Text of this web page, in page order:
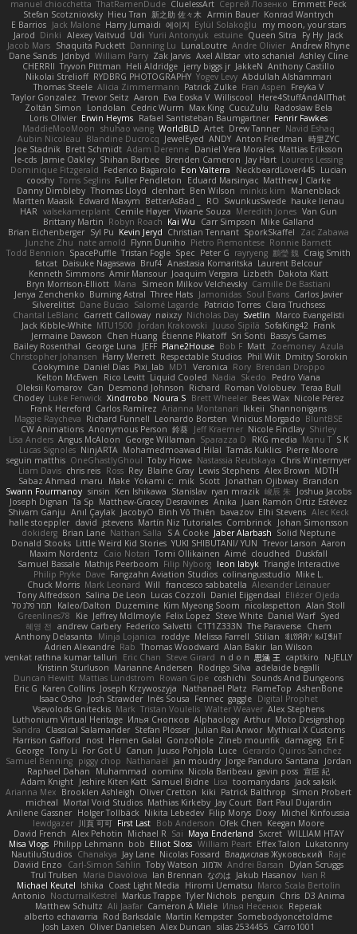
manuel chiocchetta ThatRamenDude CluelessArt Cергей Лозенко Emmett Peck
Stefan Scotzniovsky Hieu Tran 新之助 佐々木 Armin Bauer Konrad Wantrych
E Barrios Jack Malone Harry Jumaidi 에이지 Eylül Solakoğlu
my moon, your stars
Jarod Dinki Alexey Vaitvud Udi Yurii Antonyuk estuine Queen Sitra Fy Hy Jack
Jacob Mars Shaquita Puckett Danning Lu LunaLoutre Andre Olivier Andrew Rhyne
Dane Sands Jdnbyd William Parry Zak Jarvis Axel Allstar vito schaniel Ashley Cline
CHERRII Tryvon Pittman Heli Aldridge jerry biggs jr JakkeN Anthony Castillo
Nikolai Strelioff RYDBRG PHOTOGRAPHY Yogev Levy Abdullah Alshammari
Thomas Steele Alicia Zimmermann Patrick Zulke Fran Aspen Freyka V
Taylor Gonzalez Trevor Seitz Aaron Eva Eoska V Williscool
Here4StuffAndAllThat
Zoltán Simon
Londolan Cedric Wurm Max King CucuZulu
Radosław Bela
Loris Olivier Erwin Heyms Rafael Santisteban Baumgartner Fenrir Fawkes
MaddieMooMoon shuhao wang WorldBLD Artet Drew Tanner Navid Eshaq
Aubin Nicoleau
Blandine Ducrocq JewelEyed ANDY Anton Friedman 時里ZYC
Joe Stadnik Brett Schmidt Adam Derenne Daniel Vera Morales Mattias Eriksson
le-cds Jamie Oakley Shihan Barbee Brenden Cameron Jay Hart Lourens Lessing
Dominique Fitzgerald Federico Bagarolo Eon Valterra NeckbeardLover445 Lucian
cooshy Toms Seglins Fuller Pendleton Eduard Marsinyac Matthew J Clarke
Danny Dimbleby Thomas Lloyd clenhart Ben Wilson minkis kim
Manenblack
Martten Maasik Edward Maxym BetterAsBad _ RO SwunkusSwede hauke lienau
HAR valsekamerplant Cemile Høyer Viviane Souza Meredith Jones Van Gun
Brittany Martin Robyn Roach Kai Wu Carr Simpson Mike Galland
Brian Eichenberger Syl Pu Kevin Jeryd Christian Tennant SporkSkaffel
Zac Zabawa
Junzhe Zhu nate arnold Flynn Duniho Pietro Piemontese Ronnie Barnett
Todd Bennion SpacePuffle Tristan Fogle Spec Peter G rayryeng 鸝瑩 魏 Craig Smith
fatcat Daisuke Nagasawa Bruf4 Anastasia Komaritska Laurent Belcour
Kenneth Simmons Amir Mansour Joaquim Vergara Lizbeth Dakota Klatt
Bryn Morrison-Elliott Mana Simeon Milkov Velchevsky Camille De Bastiani
Jenya Zenchenko Burning Astral Three Hats Jamonidas Soul Evans Carlos Javier
Silverelitist Dane Bucao Salomé Lagarde Patricio Torres Clara Truchsess
Chantal LeBlanc Garrett Calloway nøixzy Nicholas Day Svetlin
Marco Evangelisti
Jack Kibble-White MTU1500 Jordan Krakowski Juuso Sipilä SofaKing42 Frank
Jermaine Dawson Chen Huang Étienne Pikatoff Sri Sonti Bassy's Games
Bailey Rosenthal George Luna JEFF Plane2House Bob F Matt Zoemoney Azula
Christopher Johansen Harry Merrett Respectable Studios Phil Wilt Dmitry Sorokin
Cookymine Daniel Dias Pixi_lab MD1 Veronica Rory Brendan Droppo
Kelton McEwen
Rico Levitt Liquid Cooled Nadia Skedo
Pedro Viana
Oleksii Komarov Can Desmond Johnson Richard Roman Volobuev Teraa Bull
Chodey Luke Fenwick Xindrrobo Noura S Brett Wheeler Bees Wax Nicole Pérez
Frank Hereford Carlos Ramírez Arianna Montanari Ikkeii Shannonigans
Maggie Raycheva Richard Funnell Leonardo Borsten Vinicius Morgado BluntBSE
CW Animations Anonymous Person 鈴葵 Jeff Kraemer Nicole Findlay Shirley
Lisa Anders Angus McAloon George Willaman Sparazza D RKG media Manu T S K
Lucas Signoles NinjARTA Mohamedmoawad Hilal Tamás Kuklics Pierre Moore
seguin matthis OneGhastlyGhoul Toby Howe Nastassia Reutskaya Chris Wintermyer
Liam Davis chris reis Ross Rey Blaine Gray Lewis Stephens Alex Brown MDTH
Sabaz Ahmad maru Make Yokami c: mik Scott Jonathan Ojibway Brandon
Swann Fourmanoy sinsin Ken Ishikawa Stanislav ryan mrazik 峻辰 朱
Joshua Jacobs
Joseph Dignan Ta Sp Matthew-Gracey Desravines Anika Juan Ramón Ortiz Estévez
Shivam Ganju Anıl Çaylak JacobyO Bình Võ Thiên bavazov Elhi Stevens Alec Keck
halle stoeppler david jstevens Martín Niz Tutoriales Combrinck Johan Simonsson
dokiderg Brian Lane Nathan Salla S A Cooke Jaber Alarbash Solid Neptune
Donald Stooks Little Weird Kid Stories YUKI SHIBUTANI/ YUN Trevor Larson Aaron
Maxim Nordentz
Caio Notari Tomi Ollikainen Aimé cloudhed
Duskfall
Samuel Bassale Mathijs Peerboom Filip Nyborg leon labyk Triangle Interactive
Philip Pryke Dave Fangzahn Aviation Studios colinangusstudio Mike L.
Chuck Morris Mark Leonard Will francesco sabbatella Alexander Leinauer
Tony Alfredsson Salina De Leon Lucas Cozzoli Daniel Eijgendaal Eliézer Ojeda
תמר פלג טל
Kaleo/Dalton Duzemine Kim Myeong Soom nicolaspetton Alan Stoll
Greenlines78
Kie Jeffrey McIlmoyle Felix Lopez Steve White Daniel Warf Syed
혜영 전 andrew Carbery Federico Salvetti C1T1Z333N The Paraverse Chem
Anthony Delasanta
Minja Lojanica roddye Melissa Farrell Stilian ꌃ꒒ꀎꋪꋪꌩ ꀘꈤꀤꁅꃅ꓄
Adrien Alexandre Rab Thomas Woodward Alan Bakir Ian Wilson
venkat rathna kumar talluri
Eric Chan Steve Girard n d o n 思涵 王 captkiro
N-JELLY
Kristinn Sturluson Marianne Andersen Rodrigo Silva adelaide begalli
Duncan Hewitt Mattias Lundstrom Rowan Gipe coshichi Sounds And Dungeons
Eric G Karen Collins Joseph Krzywoszyja Nathanaël Platz FlameTop AshenBone
Isaac Osho
Josh Strawder Inês Sousa Fennec gaggle Digital Prophet
Vsevolods Gniteckis Mark Tristan Voulelis Walter Weaver Alex Stephens
Luthonium Virtual Heritage Илья Снопков Alphaology Arthur Moto Designshop
Sandra Classical Salamander Stefan Plösser Julian Rai Anwor Mythical X Customs
Harrison Gafford
nost Hemen Galal GonzoNole Zineb mounfik damageg Eri E
George Tony Li For Got U Canun Juuso Pohjola Luce Gerardo Quiros Sanchez
Samuel Benning piggy chop Nathanaël jan moudry Jorge Panduro Santana
Jordan
Raphael Dahan
Muhammad oominx Nicola Baribeau gavin poss 宣臣 紀
Adam Knight Jeshire Kiten Katt Samuel Bidne Lisa toomanydans Jack saksik
Arianna Mex Brooklen Ashleigh Oliver Cretton kiki Patrick Balthrop
Simon Probert
micheal Mortal Void Studios Mathias Kirkeby Jay Court Bart Paul Dujardin
Anilene Gassner Holger Tollbäck Nikita Lebedev Filip Morys Doxy Michel Kinfoussia
lewdgazer 川頁 可可 First Last Bob Anderson Ofek Chen Keegan Moore
David French Alex Pehotin Michael R Sai Maya Enderland Sxcret WILLIAM HTAY
Misa Vlogs Philipp Lehmann bob Elliot Sloss William Peart Effex Talon Lukatonny
NautiluStudios Chanakya Jay Lane Nicolas Fossard Владислав Жуковський
Raje
Daviid Enzo
Carl-Simon Sahlin Toby Watson אלמוג Andrei Barsan
Dylan Scruggs
Trul Trulsen
Maria Diavolova Ian Brennan なのは Jakub Hasanov Ivan R
Michael Keutel Ishika Coast Light Media Hiromi Uematsu Marco Scala Bertolin
Antonio NocturnalKestrel Markus Trappe Tyler Nichols penguin Chris D3 Anima
Matthew Schultz Ali Jaafar Cameron A Miele Илья Несенюк Reperak
alberto echavarria Rod Barksdale Martin Kempster Somebodyoncetoldme
Josh Laxen Oliver Danielsen Alex Duncan silas 2534455 Carro1001